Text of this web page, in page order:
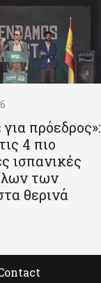
πρόεδρος»:
4 πιο
ισπανικές
των
θερινά